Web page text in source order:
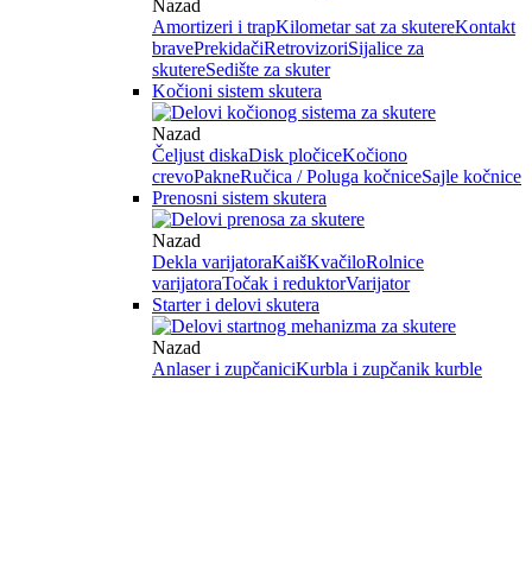
Nazad
Amortizeri i trapKilometar sat za skutereKontakt
bravePrekidačiRetrovizoriSijalice za
skutereSedište za skuter
Kočioni sistem skutera
Nazad
Čeljust diskaDisk pločiceKočiono
crevoPakneRučica / Poluga kočniceSajle kočnice
Prenosni sistem skutera
Nazad
Dekla varijatoraKaišKvačiloRolnice
varijatoraTočak i reduktorVarijator
Starter i delovi skutera
Nazad
Anlaser i zupčaniciKurbla i zupčanik kurble